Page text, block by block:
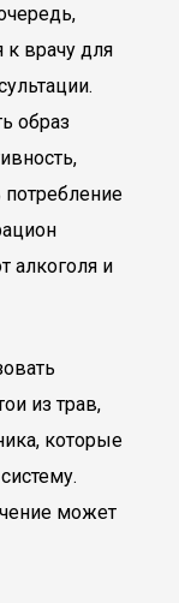
к врачу для
образ
алкоголя и
из трав,
которые
может